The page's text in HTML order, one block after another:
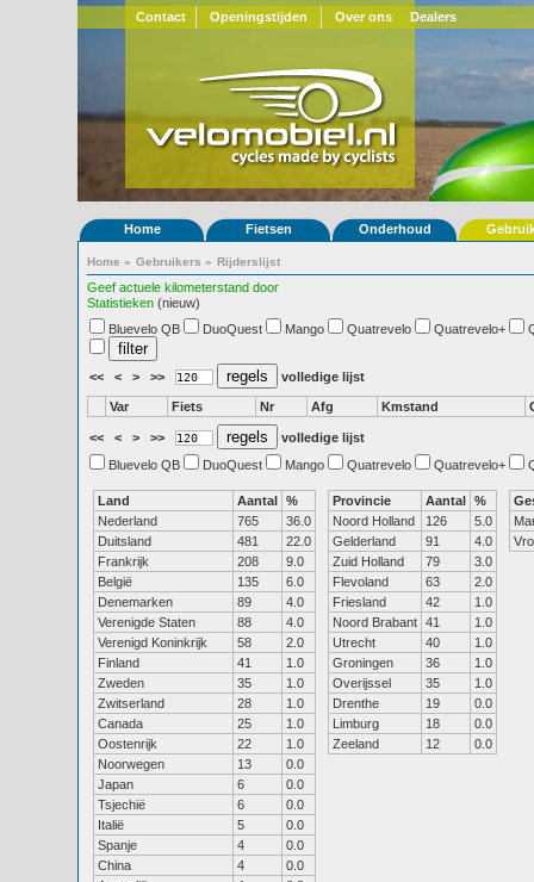
Contact Openingstijden Over ons Dealers
Home Fietsen Onderhoud
Home » Gebruikers » Rijderslijst
Geef actuele kilometerstand door
Statistieken (nieuw)
Bluevelo QB
DuoQuest Mango Quatrevelo Quatrevelo+
<< < > >> volledige lijst
Var Fiets Nr Afg Kmstand
<< < > >>
volledige lijst
Bluevelo QB
DuoQuest Mango Quatrevelo Quatrevelo+
Land Aantal %
Nederland
765
36.0
Duitsland
481
22.0
Frankrijk
208
9.0
België
135
6.0
Denemarken
89
4.0
Verenigde Staten
88
4.0
Verenigd Koninkrijk
58
2.0
Finland
41
1.0
Zweden
35
1.0
Zwitserland
28
1.0
Canada
25
1.0
Oostenrijk
22
1.0
Noorwegen
13
0.0
Japan
6
0.0
Tsjechië
6
0.0
Italië
5
0.0
Spanje
4
0.0
China
4
0.0
Provincie Aantal %
Noord Holland
126
5.0
Gelderland
91
4.0
Zuid Holland
79
3.0
Flevoland
63
2.0
Friesland
42
1.0
Noord Brabant 41
1.0
Utrecht
40
1.0
Groningen
36
1.0
Overijssel
35
1.0
Drenthe
19
0.0
Limburg
18
0.0
Zeeland
12 0.0